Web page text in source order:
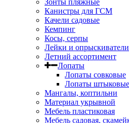
Зонты пляжные
Канистры для ГСМ
Качели садовые
Кемпинг
Косы, серпы
Лейки и
Летний ассортимент
Лопаты
Лопаты совковые
Лопаты штыковые
Мангалы, коптильни
Материал укрывной
Мебель пластиковая
Мебель садовая,